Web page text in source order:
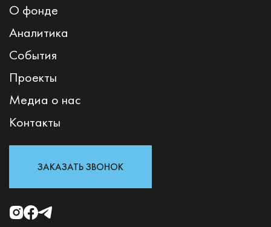
О фонде
Аналитика
События
Проекты
Медиа о нас
Контакты
ЗАКАЗАТЬ ЗВОНОК